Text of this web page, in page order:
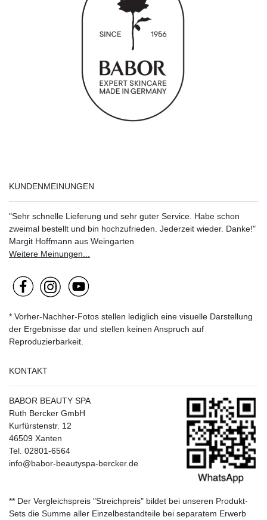
KUNDENMEINUNGEN
"Sehr schnelle Lieferung und sehr guter Service. Habe schon
zweimal bestellt und bin hochzufrieden. Jederzeit wieder. Danke!"
Margit Hoffmann aus Weingarten
Weitere Meinungen...
* Vorher-Nachher-Fotos stellen lediglich eine visuelle Darstellung
der Ergebnisse dar und stellen keinen Anspruch auf
Reproduzierbarkeit.
KONTAKT
BABOR BEAUTY SPA
Ruth Bercker GmbH
Kurfürstenstr. 12
46509 Xanten
Tel. 02801-6564
info@babor-beautyspa-bercker.de
** Der Vergleichspreis "Streichpreis" bildet bei unseren Produkt-
Sets die Summe aller Einzelbestandteile bei separatem Erwerb